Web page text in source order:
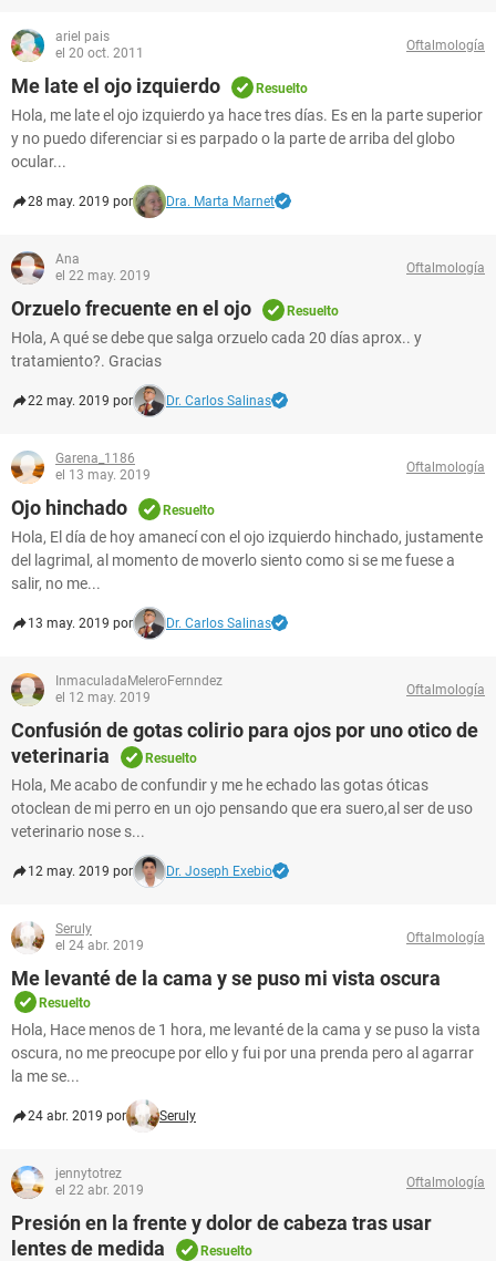
ariel pais
el 20 oct. 2011
Oftalmología
Me late el ojo izquierdo Resuelto
Hola, me late el ojo izquierdo ya hace tres días. Es en la parte superior
y no puedo diferenciar si es parpado o la parte de arriba del globo
ocular...
28 may. 2019 por Dra. Marta Marnet
Ana
el 22 may. 2019
Oftalmología
Orzuelo frecuente en el ojo Resuelto
Hola, A qué se debe que salga orzuelo cada 20 días aprox.. y
tratamiento?. Gracias
22 may. 2019 por Dr. Carlos Salinas
Garena_1186
el 13 may. 2019
Oftalmología
Ojo hinchado Resuelto
Hola, El día de hoy amanecí con el ojo izquierdo hinchado, justamente
del lagrimal, al momento de moverlo siento como si se me fuese a
salir, no me...
13 may. 2019 por Dr. Carlos Salinas
InmaculadaMeleroFernndez
el 12 may. 2019
Oftalmología
Confusión de gotas colirio para ojos por uno otico de
veterinaria
Resuelto
Hola, Me acabo de confundir y me he echado las gotas óticas
otoclean de mi perro en un ojo pensando que era suero,al ser de uso
veterinario nose s...
12 may. 2019 por Dr. Joseph Exebio
Seruly
el 24 abr. 2019
Oftalmología
Me levanté de la cama y se puso mi vista oscura
Resuelto
Hola, Hace menos de 1 hora, me levanté de la cama y se puso la vista
oscura, no me preocupe por ello y fui por una prenda pero al agarrar
la me se...
24 abr. 2019 por Seruly
jennytotrez
el 22 abr. 2019
Oftalmología
Presión en la frente y dolor de cabeza tras usar
lentes de medida
Resuelto